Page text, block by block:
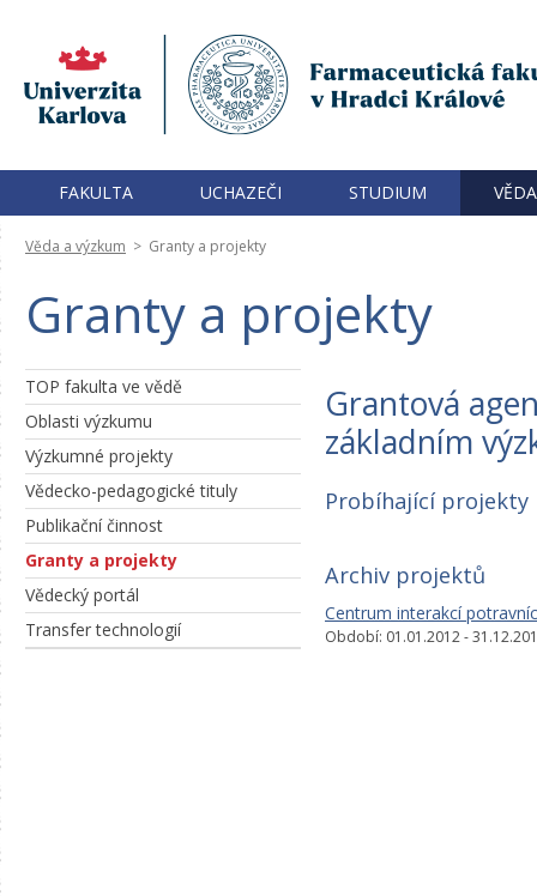
FAKULTA UCHAZEČI STUDIUM
Věda a výzkum > Granty a projekty
Granty a projekty
TOP fakulta ve vědě
Oblasti výzkumu
Výzkumné projekty
Vědecko-pedagogické tituly
Publikační činnost
Granty a projekty
Vědecký portál
Transfer technologií
Grantová
základním
Probíhající projekty
Archiv projektů
Centrum interakcí
Období: 01.01.2012 -